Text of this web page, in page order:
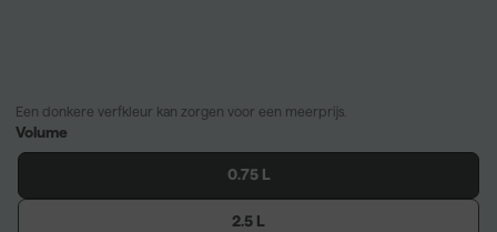
Een donkere verfkleur kan zorgen voor een meerprijs.
Volume
0.75 L
2.5 L